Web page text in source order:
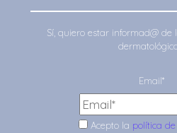
Sí, quiero estar informad@
Email*
Acepto la política